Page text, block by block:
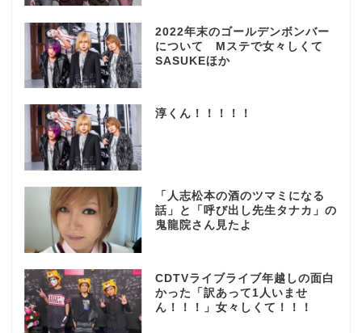
2022年末のゴールデンボンバー
について Mステで女々しくて
SASUKEほか
淳くん！！！！！
「人志松本の酒のツマミになる
話」と「呼び出し先生タナカ」の
鬼龍院さん見たよ
CDTVライブライブ年越しの面白
かった「訳あって1人いませ
ん！！！」女々しくて！！！